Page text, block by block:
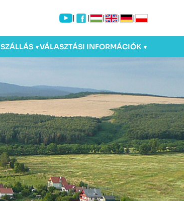
| | | | |
SZÁLLÁS ▼VÁLASZTÁSI INFORMÁCIÓK ▼